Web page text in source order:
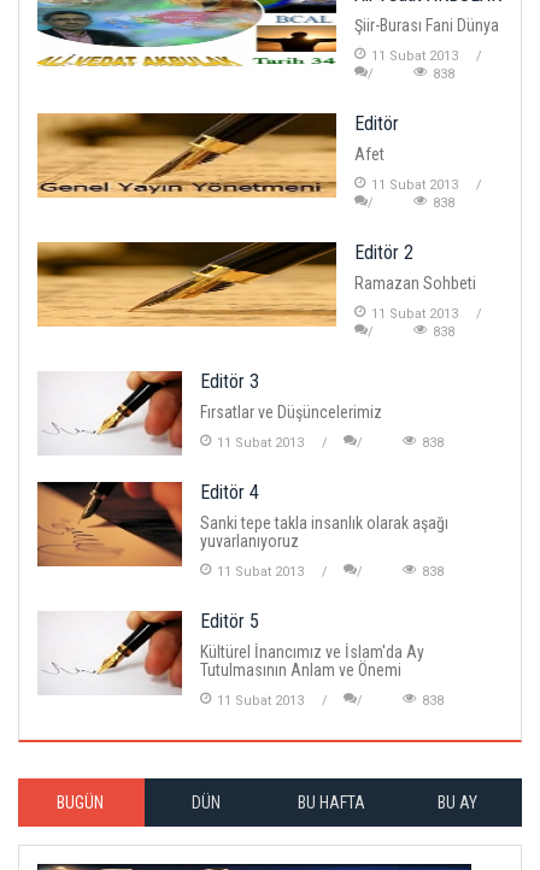
Şiir-Burası Fani Dünya
11 Subat 2013
838
Editör
Afet
11 Subat 2013
838
Editör 2
Ramazan Sohbeti
11 Subat 2013
838
Editör 3
Fırsatlar ve Düşüncelerimiz
11 Subat 2013 838
Editör 4
Sanki tepe takla insanlık olarak aşağı
yuvarlanıyoruz
11 Subat 2013 838
Editör 5
Kültürel İnancımız ve İslam'da Ay
Tutulmasının Anlam ve Önemi
11 Subat 2013 838
BUGÜN DÜN BU HAFTA BU AY